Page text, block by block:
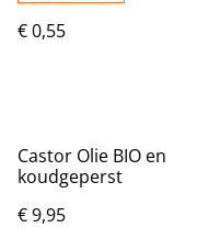
€ 0,55
Castor Olie BIO en
koudgeperst
€ 9,95